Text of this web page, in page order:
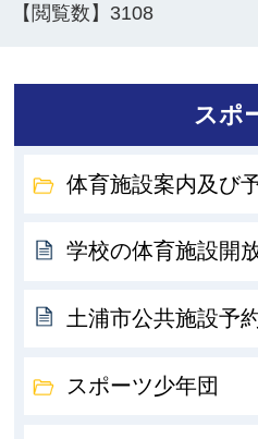
【閲覧数】 3108
スポ
体育施設案内及び
学校の体育施設開
土浦市公共施設予
スポーツ少年団